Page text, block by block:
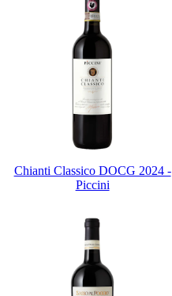
Chianti Classico DOCG 2024 -
Piccini